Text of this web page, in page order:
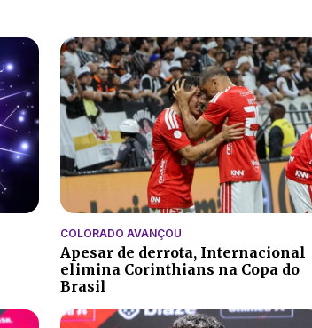
COLORADO AVANÇOU
Apesar de derrota, Internacional
elimina Corinthians na Copa do
Brasil